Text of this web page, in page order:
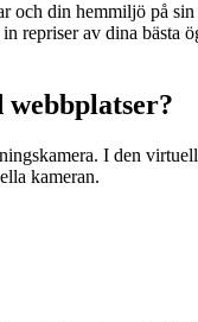
och din hemmiljö på sin
repriser av dina bästa
I den
kameran.